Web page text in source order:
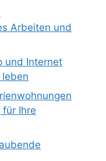
Arbeiten und
und Internet
Ihre